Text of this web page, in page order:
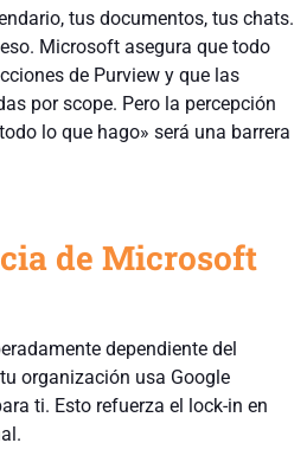
tus documentos, tus chats.
Microsoft asegura que todo
de Purview y que las
por scope. Pero la percepción
lo que hago» será una barrera
de Microsoft
dependiente del
organización usa Google
ti. Esto refuerza el lock-in en